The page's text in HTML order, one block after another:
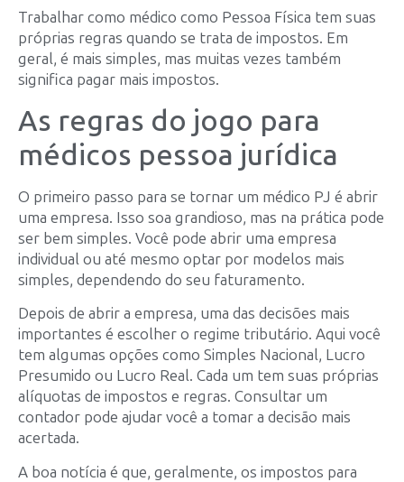
Trabalhar como médico como Pessoa Física tem suas
próprias regras quando se trata de impostos. Em
geral, é mais simples, mas muitas vezes também
significa pagar mais impostos.
As regras do jogo para
médicos pessoa jurídica
O primeiro passo para se tornar um médico PJ é abrir
uma empresa. Isso soa grandioso, mas na prática pode
ser bem simples. Você pode abrir uma empresa
individual ou até mesmo optar por modelos mais
simples, dependendo do seu faturamento.
Depois de abrir a empresa, uma das decisões mais
importantes é escolher o regime tributário. Aqui você
tem algumas opções como Simples Nacional, Lucro
Presumido ou Lucro Real. Cada um tem suas próprias
alíquotas de impostos e regras. Consultar um
contador pode ajudar você a tomar a decisão mais
acertada.
A boa notícia é que, geralmente, os impostos para